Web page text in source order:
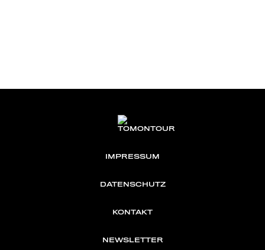
IMPRESSUM
DATENSCHUTZ
KONTAKT
NEWSLETTER